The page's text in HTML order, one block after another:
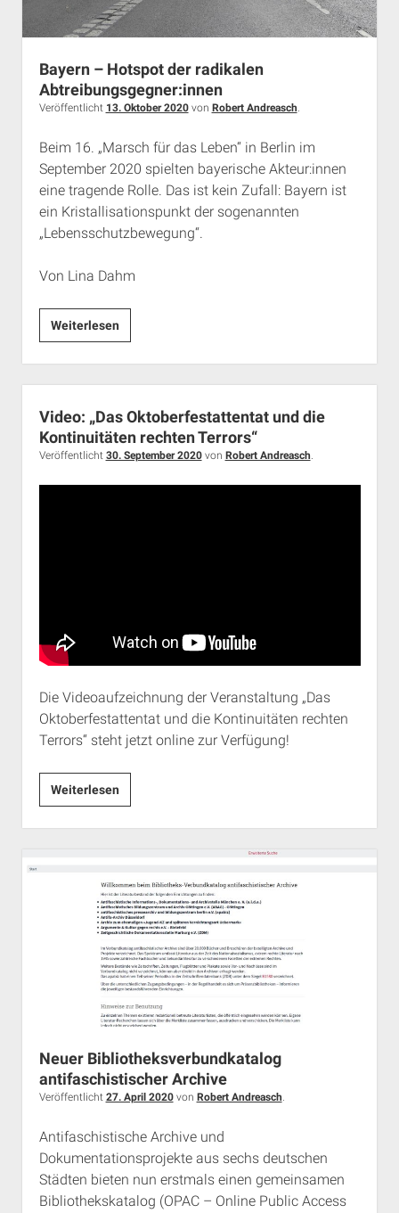
Bayern – Hotspot der radikalen
Abtreibungsgegner:innen
Veröffentlicht 13. Oktober 2020von Robert Andreasch.
Beim 16. „Marsch für das Leben“ in Berlin im
September 2020 spielten bayerische Akteur:innen
eine tragende Rolle. Das ist kein Zufall: Bayern ist
ein Kristallisationspunkt der sogenannten
„Lebensschutzbewegung“.
Von Lina Dahm
WeiterlesenBayern
–
Hotspot
der
radikalen
Abtreibungsgegner:innen
Video: „Das Oktoberfestattentat und die
Kontinuitäten rechten Terrors“
Veröffentlicht 30. September 2020von Robert Andreasch.
Die Videoaufzeichnung der Veranstaltung „Das
Oktoberfestattentat und die Kontinuitäten rechten
Terrors“ steht jetzt online zur Verfügung!
WeiterlesenVideo:
„Das
Oktoberfestattentat
Kontinuitäten
rechten
Terrors“
Neuer Bibliotheksverbundkatalog
antifaschistischer Archive
Veröffentlicht 27. April 2020von Robert Andreasch.
Antifaschistische Archive und
Dokumentationsprojekte aus sechs deutschen
Städten bieten nun erstmals einen gemeinsamen
Bibliothekskatalog (OPAC – Online Public Access